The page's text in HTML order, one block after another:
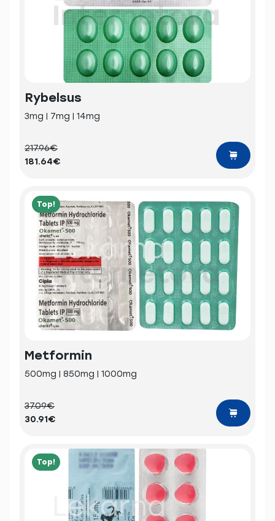
Rybelsus
3mg | 7mg | 14mg
217.96€
181.64€
Top!
Metformin
500mg | 850mg | 1000mg
37.09€
30.91€
Top!